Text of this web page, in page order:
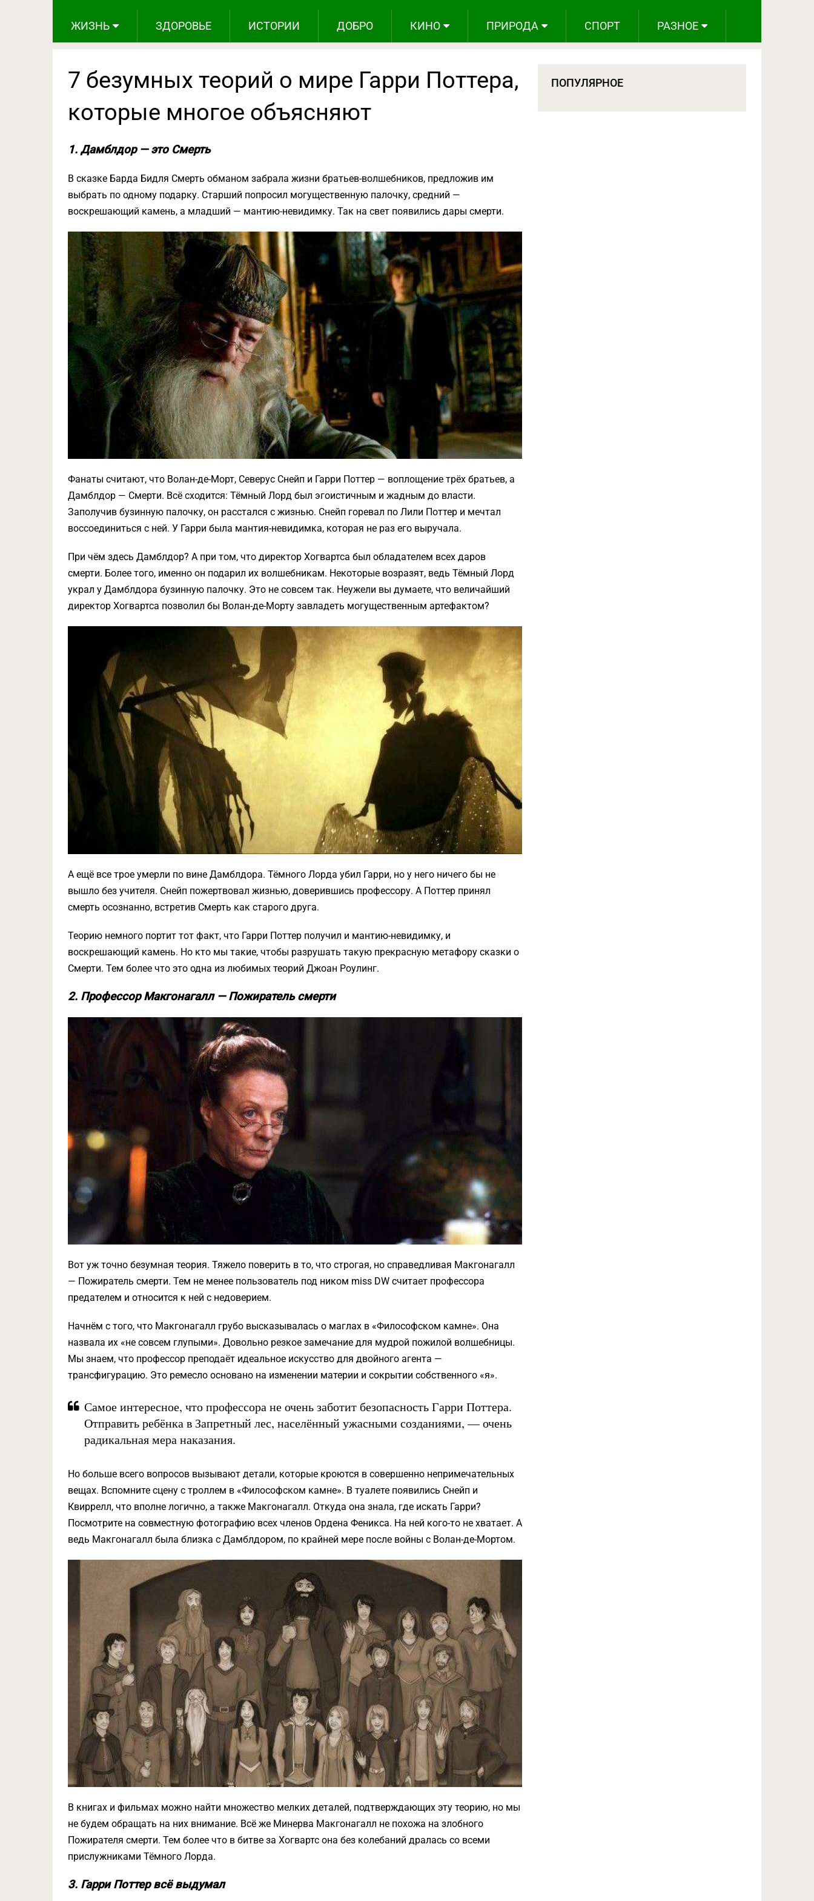
ЖИЗНЬ ЗДОРОВЬЕ ИСТОРИИ ДОБРО КИНО ПРИРОДА СПОРТ РАЗНОЕ
7 безумных теорий о мире Гарри Поттера,
которые многое объясняют
1. Дамблдор — это Смерть
В сказке Барда Бидля Смерть обманом забрала жизни братьев-волшебников, предложив им
выбрать по одному подарку. Старший попросил могущественную палочку, средний —
воскрешающий камень, а младший — мантию-невидимку. Так на свет появились дары смерти.
Фанаты считают, что Волан-де-Морт, Северус Снейп и Гарри Поттер — воплощение трёх братьев, а
Дамблдор — Смерти. Всё сходится: Тёмный Лорд был эгоистичным и жадным до власти.
Заполучив бузинную палочку, он расстался с жизнью. Снейп горевал по Лили Поттер и мечтал
воссоединиться с ней. У Гарри была мантия-невидимка, которая не раз его выручала.
При чём здесь Дамблдор? А при том, что директор Хогвартса был обладателем всех даров
смерти. Более того, именно он подарил их волшебникам. Некоторые возразят, ведь Тёмный Лорд
украл у Дамблдора бузинную палочку. Это не совсем так. Неужели вы думаете, что величайший
директор Хогвартса позволил бы Волан-де-Морту завладеть могущественным артефактом?
А ещё все трое умерли по вине Дамблдора. Тёмного Лорда убил Гарри, но у него ничего бы не
вышло без учителя. Снейп пожертвовал жизнью, доверившись профессору. А Поттер принял
смерть осознанно, встретив Смерть как старого друга.
Теорию немного портит тот факт, что Гарри Поттер получил и мантию-невидимку, и
воскрешающий камень. Но кто мы такие, чтобы разрушать такую прекрасную метафору сказки о
Смерти. Тем более что это одна из любимых теорий Джоан Роулинг.
2. Профессор Макгонагалл — Пожиратель смерти
Вот уж точно безумная теория. Тяжело поверить в то, что строгая, но справедливая Макгонагалл
— Пожиратель смерти. Тем не менее пользователь под ником miss DW считает профессора
предателем и относится к ней с недоверием.
Начнём с того, что Макгонагалл грубо высказывалась о маглах в «Философском камне». Она
назвала их «не совсем глупыми». Довольно резкое замечание для мудрой пожилой волшебницы.
Мы знаем, что профессор преподаёт идеальное искусство для двойного агента —
трансфигурацию. Это ремесло основано на изменении материи и сокрытии собственного «я».
Самое интересное, что профессора не очень заботит безопасность Гарри Поттера.
Отправить ребёнка в Запретный лес, населённый ужасными созданиями, — очень
радикальная мера наказания.
Но больше всего вопросов вызывают детали, которые кроются в совершенно непримечательных
вещах. Вспомните сцену с троллем в «Философском камне». В туалете появились Снейп и
Квиррелл, что вполне логично, а также Макгонагалл. Откуда она знала, где искать Гарри?
Посмотрите на совместную фотографию всех членов Ордена Феникса. На ней кого-то не хватает. А
ведь Макгонагалл была близка с Дамблдором, по крайней мере после войны с Волан-де-Мортом.
В книгах и фильмах можно найти множество мелких деталей, подтверждающих эту теорию, но мы
не будем обращать на них внимание. Всё же Минерва Макгонагалл не похожа на злобного
Пожирателя смерти. Тем более что в битве за Хогвартс она без колебаний дралась со всеми
прислужниками Тёмного Лорда.
3. Гарри Поттер всё выдумал
ПОПУЛЯРНОЕ